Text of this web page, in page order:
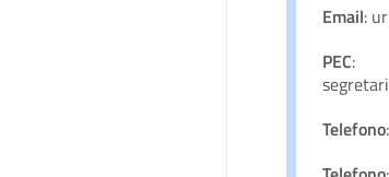
Email:
PEC:
Telefono